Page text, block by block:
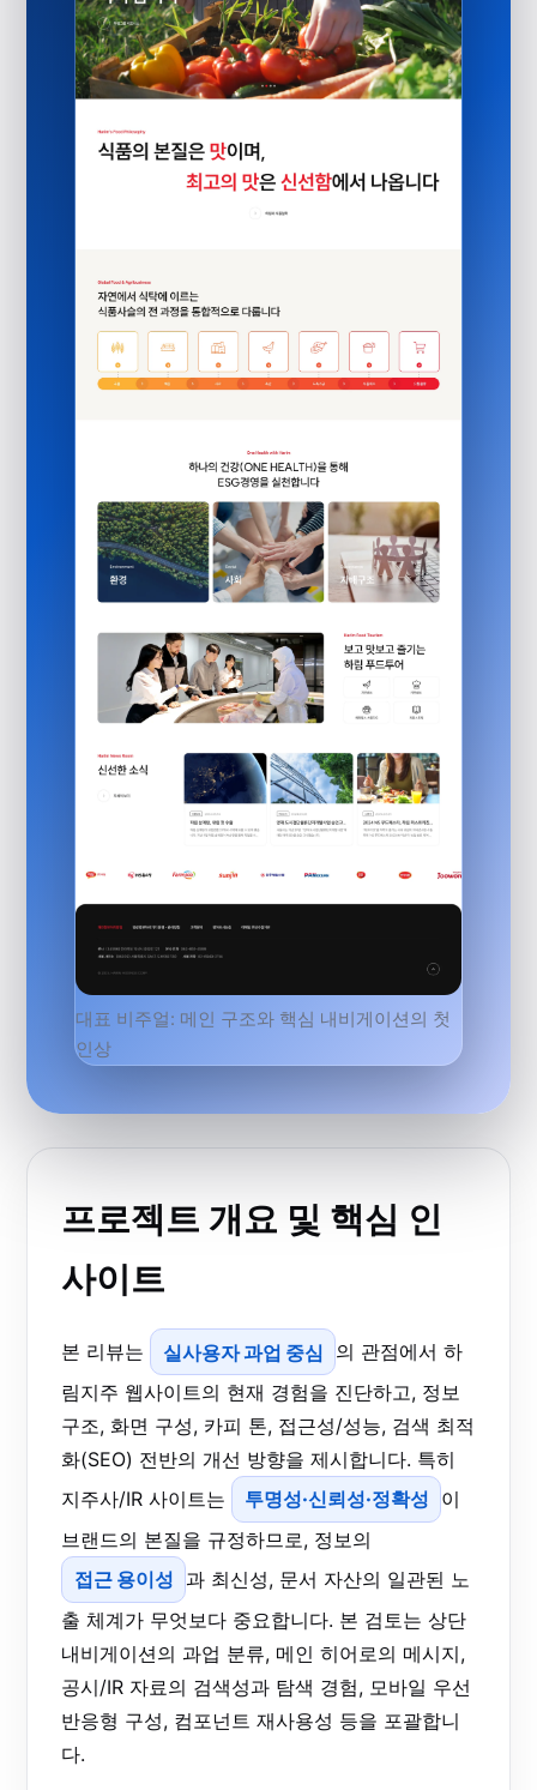
대표 비주얼: 메인 구조와 핵심 내비게이션의 첫
인상
프로젝트 개요 및 핵심 인
사이트
본 리뷰는 실사용자 과업 중심 의 관점에서 하
림지주 웹사이트의 현재 경험을 진단하고, 정보
구조, 화면 구성, 카피 톤, 접근성/성능, 검색 최적
화(SEO) 전반의 개선 방향을 제시합니다. 특히
지주사/IR 사이트는
투명성·신뢰성·정확성 이
브랜드의 본질을 규정하므로, 정보의
접근 용이성 과 최신성, 문서 자산의 일관된 노
출 체계가 무엇보다 중요합니다. 본 검토는 상단
내비게이션의 과업 분류, 메인 히어로의 메시지,
공시/IR 자료의 검색성과 탐색 경험, 모바일 우선
반응형 구성, 컴포넌트 재사용성 등을 포괄합니
다.